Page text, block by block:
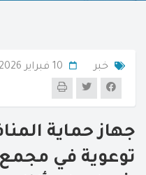
خبر
جهاز حماية
توعوية في مجمع